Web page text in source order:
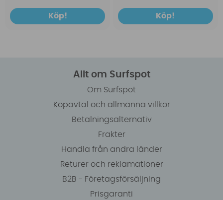
Köp! Köp!
Allt om Surfspot
Om Surfspot
Köpavtal och allmänna villkor
Betalningsalternativ
Frakter
Handla från andra länder
Returer och reklamationer
B2B - Företagsförsäljning
Prisgaranti